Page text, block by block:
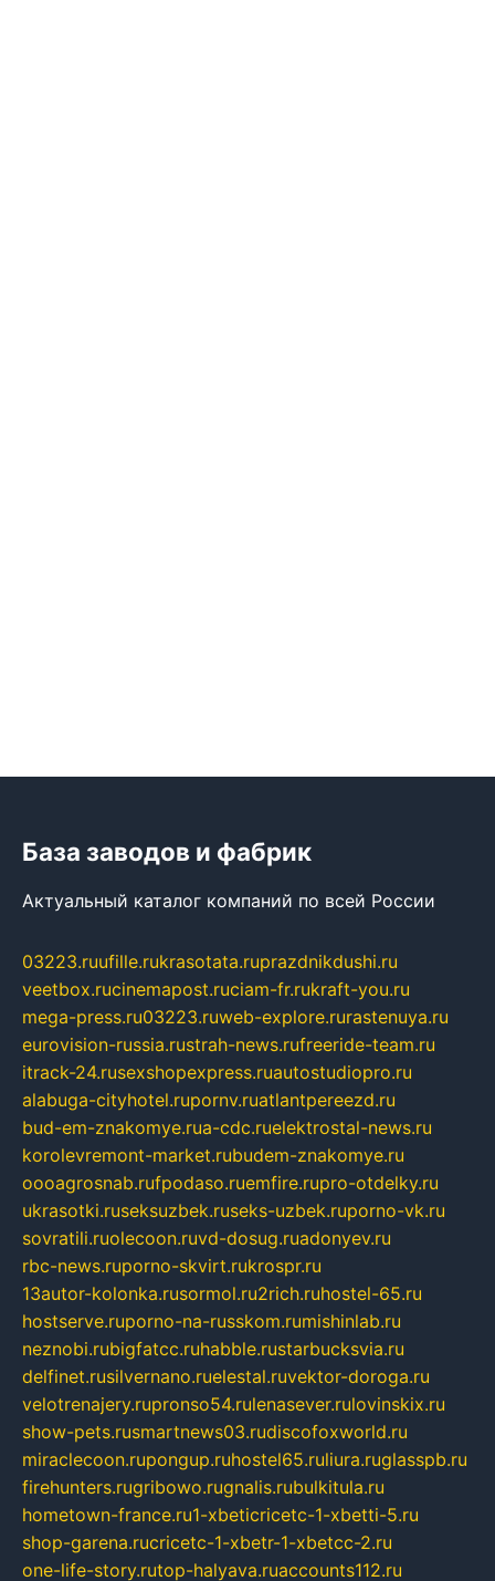
База заводов и фабрик
Актуальный каталог компаний по всей России
03223.ruufille.rukrasotata.ruprazdnikdushi.ru
veetbox.rucinemapost.ruciam-fr.rukraft-you.ru
mega-press.ru03223.ruweb-explore.rurastenuya.ru
eurovision-russia.rustrah-news.rufreeride-team.ru
itrack-24.rusexshopexpress.ruautostudiopro.ru
alabuga-cityhotel.rupornv.ruatlantpereezd.ru
bud-em-znakomye.rua-cdc.ruelektrostal-news.ru
korolevremont-market.rubudem-znakomye.ru
oooagrosnab.rufpodaso.ruemfire.rupro-otdelky.ru
ukrasotki.ruseksuzbek.ruseks-uzbek.ruporno-vk.ru
sovratili.ruolecoon.ruvd-dosug.ruadonyev.ru
rbc-news.ruporno-skvirt.rukrospr.ru
13autor-kolonka.rusormol.ru2rich.ruhostel-65.ru
hostserve.ruporno-na-russkom.rumishinlab.ru
neznobi.rubigfatcc.ruhabble.rustarbucksvia.ru
delfinet.rusilvernano.ruelestal.ruvektor-doroga.ru
velotrenajery.rupronso54.rulenasever.rulovinskix.ru
show-pets.rusmartnews03.rudiscofoxworld.ru
miraclecoon.rupongup.ruhostel65.ruliura.ruglasspb.ru
firehunters.rugribowo.rugnalis.rubulkitula.ru
hometown-france.ru1-xbeticricetc-1-xbetti-5.ru
shop-garena.rucricetc-1-xbetr-1-xbetcc-2.ru
one-life-story.rutop-halyava.ruaccounts112.ru